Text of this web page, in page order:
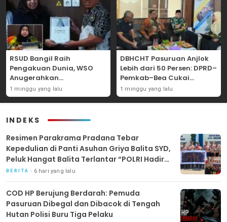
RSUD Bangil Raih
Pengakuan Dunia, WSO
Anugerahkan
Penghargaan
Internasional untuk
1 minggu yang lalu
DBHCHT Pasuruan Anjlok
Lebih dari 50 Persen: DPRD–
Pemkab–Bea Cukai
Perkuat Perang Melawan
Peredaran Rokok Ilegal
1 minggu yang lalu
INDEKS
Resimen Parakrama Pradana Tebar
Kepedulian di Panti Asuhan Griya Balita SYD,
Peluk Hangat Balita Terlantar “POLRI Hadir
Dengan Hati”
BERITA 6 hari yang lalu
COD HP Berujung Berdarah: Pemuda
Pasuruan Dibegal dan Dibacok di Tengah
Hutan Polisi Buru Tiga Pelaku